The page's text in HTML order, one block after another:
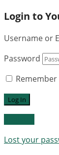
Login to
Username or
Password
Remember
Lost your